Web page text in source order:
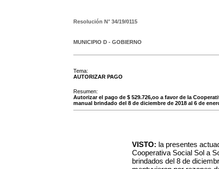
Resolución N° 34/19/0115
MUNICIPIO D - GOBIERNO
Tema:
AUTORIZAR PAGO
Resumen:
Autorizar el pago de $ 529.726,oo a favor de la
manual brindado del 8 de diciembre de 2018 al 6 de
VISTO: la presentes
Cooperativa Social Sol a
brindados del 8 de